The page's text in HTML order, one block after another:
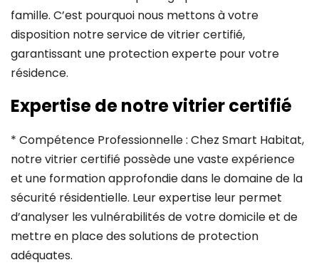
famille. C’est pourquoi nous mettons à votre
disposition notre service de vitrier certifié,
garantissant une protection experte pour votre
résidence.
Expertise de notre vitrier certifié
* Compétence Professionnelle : Chez Smart Habitat,
notre vitrier certifié possède une vaste expérience
et une formation approfondie dans le domaine de la
sécurité résidentielle. Leur expertise leur permet
d’analyser les vulnérabilités de votre domicile et de
mettre en place des solutions de protection
adéquates.